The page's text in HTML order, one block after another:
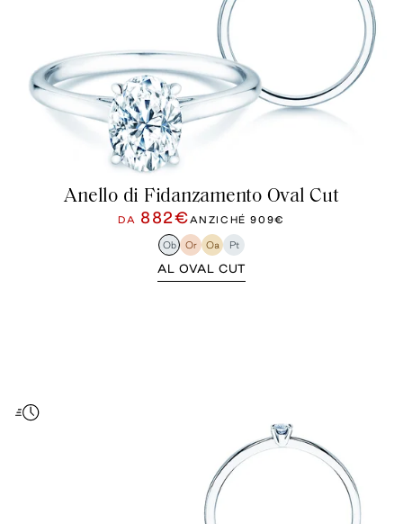
Anello di Fidanzamento Oval Cut
DA 882€ANZICHÉ909€
Ob Or Oa Pt
AL OVAL CUT